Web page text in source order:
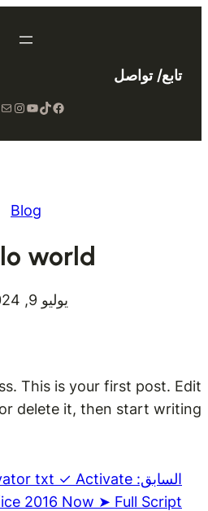
تابع/ تواصل
Facebook
TikTok
YouTube
Instagram
Mail
Blog
world!
يوليو 9, 2024
This is your first post. Edit
or delete it, then start writing!
السابق: txt ✓ Activate
2016 Now ➤ Full Script